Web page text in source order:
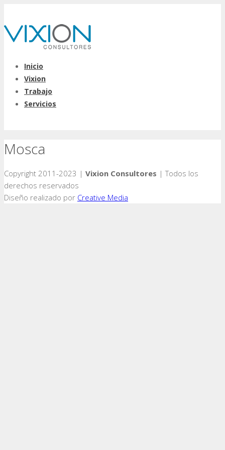
Inicio
Vixion
Trabajo
Servicios
Mosca
Copyright 2011-2023 | Vixion Consultores | Todos los
derechos reservados
Diseño realizado por Creative Media